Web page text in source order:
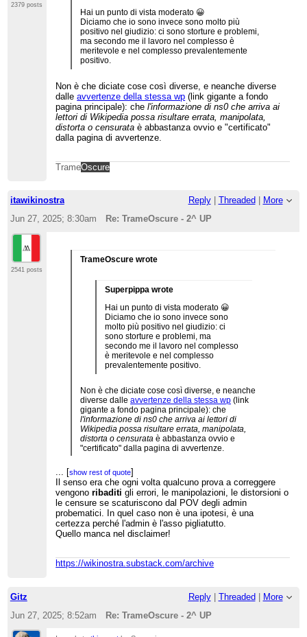
2379 posts
Hai un punto di vista moderato 😀
Diciamo che io sono invece sono molto più
positivo nel giudizio: ci sono storture e problemi,
ma secondo me il lavoro nel complesso è
meritevole e nel complesso prevalentemente
positivo.
Non è che diciate cose così diverse, e neanche diverse
dalleavvertenze della stessa wp (link gigante a fondo
pagina principale): chel'informazione di ns0 che arriva ai
lettori di Wikipedia possa risultare errata, manipolata,
distorta o censurata è abbastanza ovvio e "certificato"
dalla pagina di avvertenze.
TrameOscure
itawikinostra Reply| Threaded
More
Jun 27, 2025; 8:30am
Re: TrameOscure - 2^ UP
2541 posts
TrameOscure wrote
Superpippa wrote
Hai un punto di vista moderato 😀
Diciamo che io sono invece sono
molto più positivo nel giudizio: ci
sono storture e problemi, ma
secondo me il lavoro nel complesso
è meritevole e nel complesso
prevalentemente positivo.
Non è che diciate cose così diverse, e neanche
diverse dalleavvertenze della stessa wp (link
gigante a fondo pagina principale): che
l'informazione di ns0 che arriva ai lettori di
Wikipedia possa risultare errata, manipolata,
distorta o censurata è abbastanza ovvio e
"certificato" dalla pagina di avvertenze.
... [show rest of quote]
Il senso era che ogni volta qualcuno prova a correggere
vengonoribaditigli errori, le manipolazioni, le distorsioni o
le censure se scaturiscono dal POV degli admin
probematici. In quel caso non è una ipotesi, è una
certezza perché l'admin è l'asso pigliatutto.
Quello manca nel disclaimer!
https://wikinostra.substack.com/archive
Gitz Reply| Threaded | More
Jun 27, 2025; 8:52am
Re: TrameOscure - 2^ UP